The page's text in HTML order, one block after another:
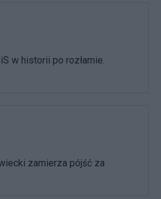
w historii po rozłamie.
zamierza pójść za